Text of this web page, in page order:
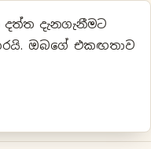
දැනගැනීමට
කරයි. ඔබගේ එකඟතාව